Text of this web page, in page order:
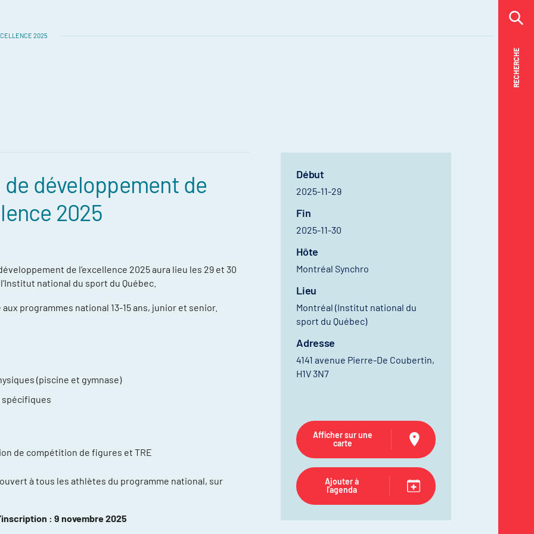
RECHERCHE
RECHERCHE
2025
de développement de
2025
de l’excellence 2025 aura lieu les 29 et 30
national du sport du Québec.
programmes national 13-15 ans, junior et senior.
(piscine et gymnase)
de compétition de figures et TRE
à tous les athlètes du programme national, sur
: 9 novembre 2025
Début
2025-11-29
Fin
2025-11-30
Hôte
Montréal Synchro
Lieu
Montréal (Institut national du
sport du Québec)
Adresse
4141 avenue Pierre-De Coubertin,
H1V 3N7
Afficher sur une
carte
Ajouter à
l'agenda